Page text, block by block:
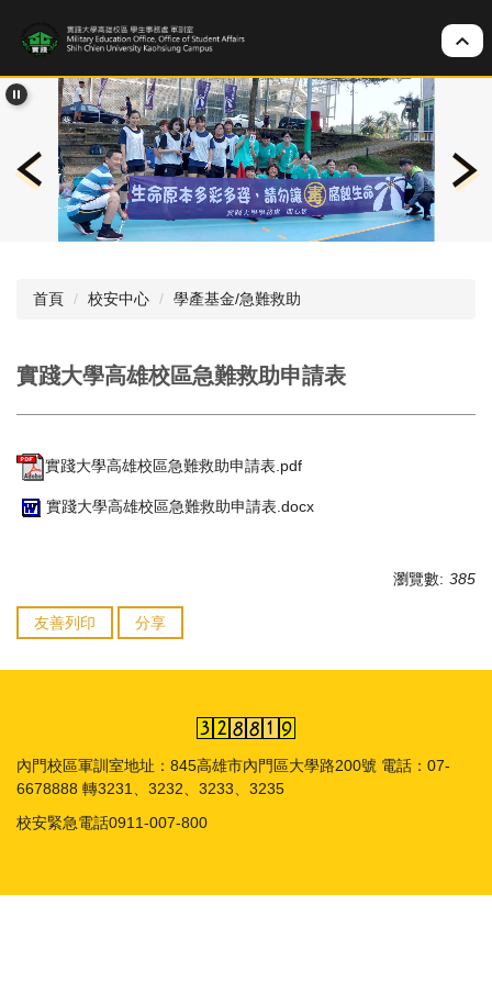
到
要
內
首頁 校安中心 學產基金/急難救助
實踐大學高雄校區急難救助申請表
實踐大學高雄校區急難救助申請表.pdf
實踐大學高雄校區急難救助申請表.docx
瀏覽數: 385
友善列印 分享
內門校區軍訓室地址：845高雄市內門區大學路200號 電話：07-
6678888 轉3231、3232、3233、3235
校安緊急電話0911-007-800